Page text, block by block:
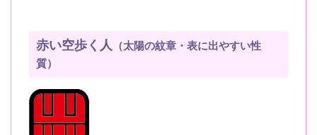
赤い空歩く人
（太陽の紋章・表に出やすい性
質）